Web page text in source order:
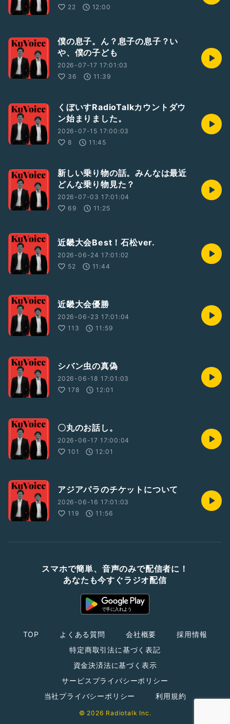
22
12:00
僕の息子。ん？息子の息子？い
や、僕の子ども
2026-07-17 17:01:03
36
11:39
くぼいすRadioTalkカウントダウ
ン始まりました。
2026-07-15 17:00:03
8
11:45
新しい乗り物の話。みんなは最近
どんな乗り物見た？
2026-07-03 17:01:04
69
11:25
近畿大会Best！石松ver.
2026-06-24 17:01:02
52
11:44
近畿大会優勝
2026-06-23 17:01:04
113
11:59
シバン虫の真偽
2026-06-18 17:01:03
178
12:01
〇丸のお話し。
2026-06-17 17:00:04
101
12:01
アジアパラのチケットについて
2026-06-16 17:01:03
119
11:56
スマホで簡単、音声のみで配信者に！
あなたも今すぐラジオ配信
TOP よくある質問 会社概要
採用情報
特定商取引法に基づく表記
資金決済法に基づく表示
サービスプライバシーポリシー
当社プライバシーポリシー
利用規約
© 2026 Radiotalk Inc.